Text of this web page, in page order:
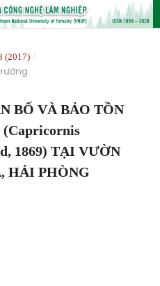
(2017) /
BỐ VÀ BẢO TỒN
1869) TẠI VƯỜN
HẢI PHÒNG